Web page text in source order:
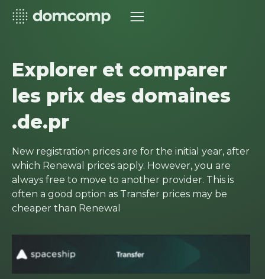
Explorer et comparer
les prix des domaines
.de.pr
New registration prices are for the initial year, after
which Renewal prices apply. However, you are
always free to move to another provider. This is
often a good option as Transfer prices may be
cheaper than Renewal